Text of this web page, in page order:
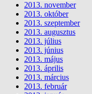
2013. november
2013. október
2013. szeptember
2013. augusztus
2013. július
2013. június
2013. május
2013. április
2013. március
2013. február